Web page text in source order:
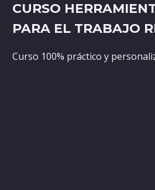
CURSO
PARA EL TRABAJO
Curso 100% práctico y